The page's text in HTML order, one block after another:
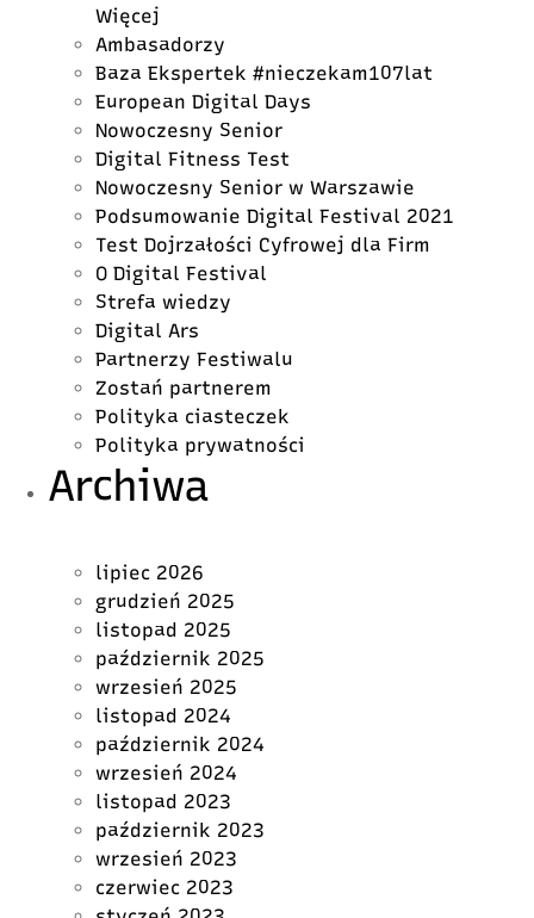
Więcej
Ambasadorzy
Baza Ekspertek #nieczekam107lat
European Digital Days
Nowoczesny Senior
Digital Fitness Test
Nowoczesny Senior w Warszawie
Podsumowanie Digital Festival 2021
Test Dojrzałości Cyfrowej dla Firm
O Digital Festival
Strefa wiedzy
Digital Ars
Partnerzy Festiwalu
Zostań partnerem
Polityka ciasteczek
Polityka prywatności
Archiwa
lipiec 2026
grudzień 2025
listopad 2025
październik 2025
wrzesień 2025
listopad 2024
październik 2024
wrzesień 2024
listopad 2023
październik 2023
wrzesień 2023
czerwiec 2023